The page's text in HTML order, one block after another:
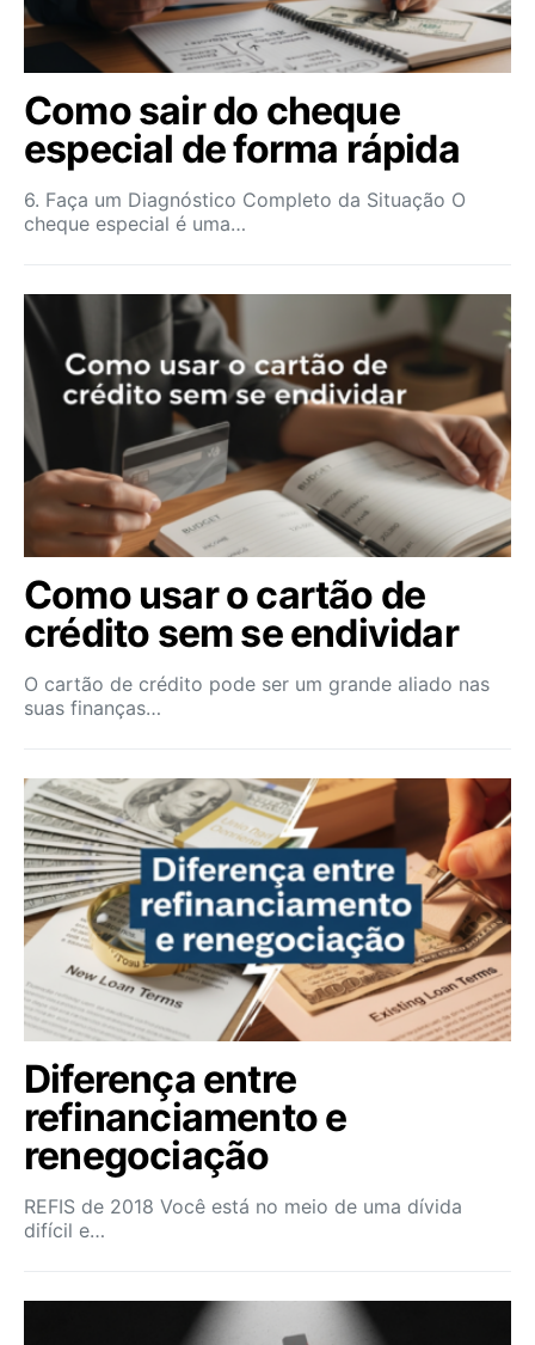
Como sair do cheque
especial de forma rápida
6. Faça um Diagnóstico Completo da Situação O
cheque especial é uma…
Como usar o cartão de
crédito sem se endividar
O cartão de crédito pode ser um grande aliado nas
suas finanças…
Diferença entre
refinanciamento e
renegociação
REFIS de 2018 Você está no meio de uma dívida
difícil e…